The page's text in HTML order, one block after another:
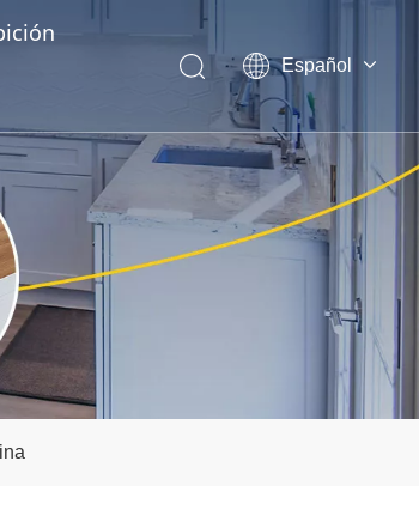
Español
English
العربية
Pусский
Português